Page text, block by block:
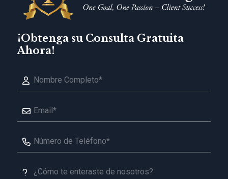
¡Obtenga su Consulta Gratuita
Ahora!